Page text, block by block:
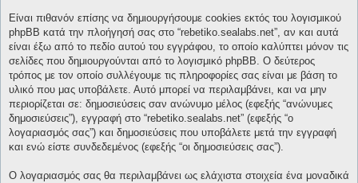
Είναι πιθανόν επίσης να δημιουργήσουμε cookies εκτός του λογισμικού
phpBB κατά την πλοήγησή σας στο “rebetiko.sealabs.net”, αν και αυτά
είναι έξω από το πεδίο αυτού του εγγράφου, το οποίο καλύπτει μόνον τις
σελίδες που δημιουργούνται από το λογισμικό phpBB. Ο δεύτερος
τρόπος με τον οποίο συλλέγουμε τις πληροφορίες σας είναι με βάση το
υλικό που μας υποβάλετε. Αυτό μπορεί να περιλαμβάνει, και να μην
περιορίζεται σε: δημοσιεύσεις σαν ανώνυμο μέλος (εφεξής “ανώνυμες
δημοσιεύσεις”), εγγραφή στο “rebetiko.sealabs.net” (εφεξής “ο
λογαριασμός σας”) και δημοσιεύσεις που υποβάλετε μετά την εγγραφή
και ενώ είστε συνδεδεμένος (εφεξής “οι δημοσιεύσεις σας”).
Ο λογαριασμός σας θα περιλαμβάνει ως ελάχιστα στοιχεία ένα μοναδικά